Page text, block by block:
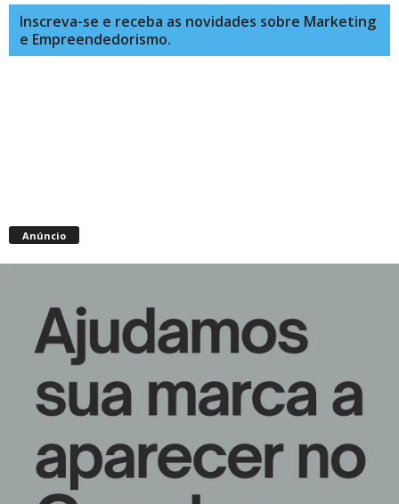
Inscreva-se e receba as novidades sobre Marketing
e Empreendedorismo.
Anúncio